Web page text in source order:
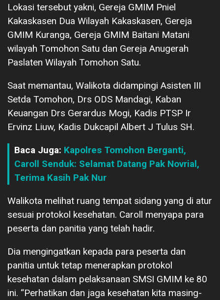
Lokasi tersebut yakni, Gereja GMIM Pniel
Kakaskasen Dua Wilayah Kakaskasen, Gereja
GMIM Kuranga, Gereja GMIM Baitani Matani
wilayah Tomohon Satu dan Gereja Anugerah
Paslaten Wilayah Tomohon Satu.
Saat memantau, Walikota didampingi Asisten III
Setda Tomohon, Drs ODS Mandagi, Kaban
Keuangan Drs Gerardus Mogi, Kadis PTSP Ir
Ervinz Liuw, Kadis Dukcapil Albert J Tulus SH.
Baca Juga: Kapolres Tomohon Berganti,
Caroll Senduk: Selamat Datang Pak Novrial,
Terima Kasih Pak Nur
Walikota melihat ruang tempat sidang yang di atur
sesuai protokol kesehatan. Caroll menyapa para
peserta dan panitia yang telah hadir.
Dia mengingatkan kepada para peserta dan
panitia untuk tetap menerapkan protokol
kesehatan dalam pelaksanaan SMSI GMIM ke 80
ini. “Perhatikan dan jaga kesehatan kita masing-